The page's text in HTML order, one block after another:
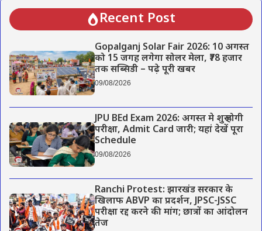
Recent Post
Gopalganj Solar Fair 2026: 10 अगस्त
को 15 जगह लगेगा सोलर मेला, ₹78 हजार
तक सब्सिडी – पढ़े पूरी खबर
09/08/2026
JPU BEd Exam 2026: अगस्त मे शुरू होगी
परीक्षा, Admit Card जारी; यहां देखें पूरा
Schedule
09/08/2026
Ranchi Protest: झारखंड सरकार के
खिलाफ ABVP का प्रदर्शन, JPSC-JSSC
परीक्षा रद्द करने की मांग; छात्रों का आंदोलन
तेज